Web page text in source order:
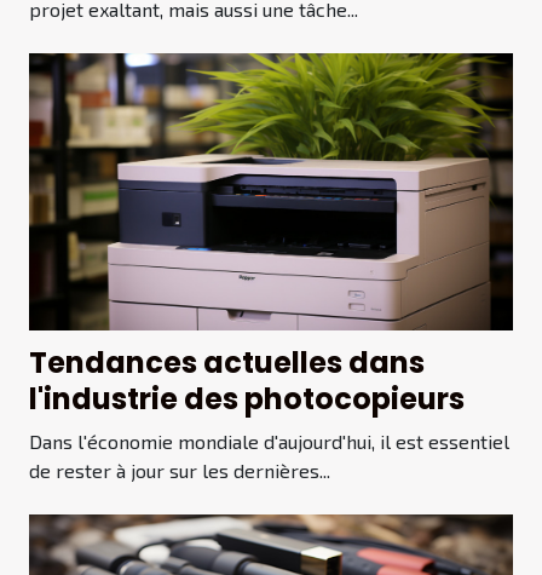
projet exaltant, mais aussi une tâche...
Tendances actuelles dans
l'industrie des photocopieurs
Dans l'économie mondiale d'aujourd'hui, il est essentiel
de rester à jour sur les dernières...